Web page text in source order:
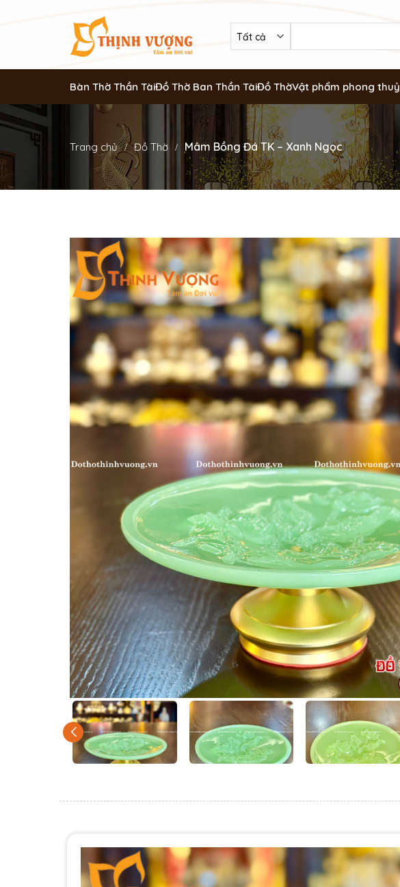
Bàn Thờ Thần TàiĐồ Thờ Ban Thần TàiĐồ ThờVật phẩm phong thuỷ
Trang chủ Đồ Thờ Mâm Bồng Đá TK – Xanh Ngọc